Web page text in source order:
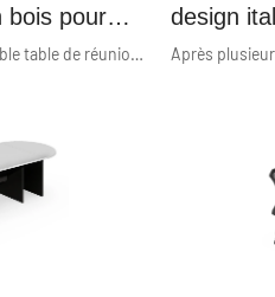
bois pour
de
Grâce aux technologies, l'ensemble table de réunion et chaise de bureau en bois pour meubles de bureau peut conserver ses propriétés chimiques et physiques stables. Après avoir passé les tests pertinents, le produit s'est avéré adapté au(x) domaine(s) des tables de conférence.
design